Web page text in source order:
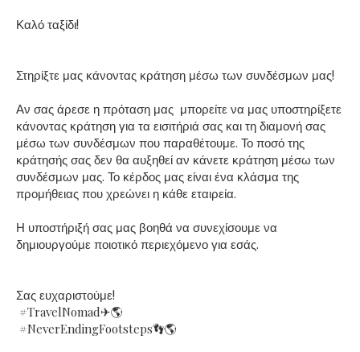
Καλό ταξίδι!
Στηρίξτε μας κάνοντας κράτηση μέσω των συνδέσμων μας!
Αν σας άρεσε η πρόταση μας μπορείτε να μας υποστηρίξετε
κάνοντας κράτηση για τα εισιτήριά σας και τη διαμονή σας
μέσω των συνδέσμων που παραθέτουμε. Το ποσό της
κράτησής σας δεν θα αυξηθεί αν κάνετε κράτηση μέσω των
συνδέσμων μας. Το κέρδος μας είναι ένα κλάσμα της
προμήθειας που χρεώνει η κάθε εταιρεία.
Η υποστήριξή σας μας βοηθά να συνεχίσουμε να
δημιουργούμε ποιοτικό περιεχόμενο για εσάς.
Σας ευχαριστούμε!
#TravelNomad✈🌎
#NeverEndingFootsteps👣🌎